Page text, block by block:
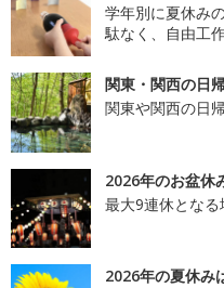
学年別に夏休み
駄なく、自由工
関東・関西の日
関東や関西の日
2026年のお盆休
最大9連休となる
2026年の夏休み